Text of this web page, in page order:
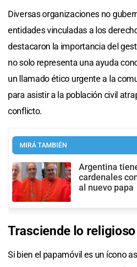
Diversas organizaciones no
entidades vinculadas a los
destacaron la importancia del
no solo representa una ayuda
un llamado ético urgente a la
para asistir a la población civil
conflicto.
MIRÁ TAMBIÉN
Argentina
cardenales
al nuevo papa
Trasciende lo religioso
Si bien el papamóvil es un ícono